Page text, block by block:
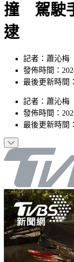
撞 駕駛
逮
記者：蕭沁梅
發佈時間：
最後更新時間
記者 ： 蕭沁梅
發佈時間：
最後更新時間：